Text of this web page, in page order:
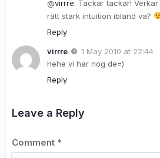
@virrre: Tackar tackar!
rätt stark intuition ibland va?
Reply
virrre
1 May 2010 at 22:44
hehe vi har nog de=)
Reply
Leave a Reply
Comment *